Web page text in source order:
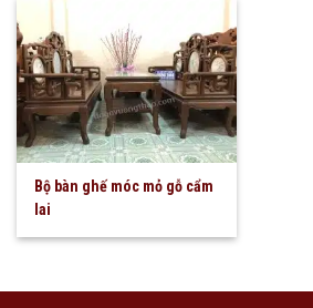
Bộ bàn ghế móc mỏ gỗ cẩm
lai